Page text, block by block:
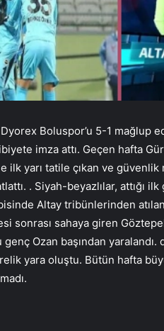
Dyorex Boluspor’u 5-1 mağlup
imza attı. Geçen hafta
ilk yarı tatile çıkan ve
. Siyah-beyazlılar, attığı
Altay tribünlerinden
sonrası sahaya giren
Ozan başından
yara oluştu. Bütün hafta